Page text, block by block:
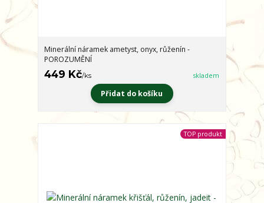
Minerální náramek ametyst, onyx, růženín -
POROZUMĚNÍ
449 Kč/ks skladem
Přidat do košíku
TOP produkt